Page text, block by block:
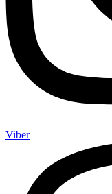
Viber